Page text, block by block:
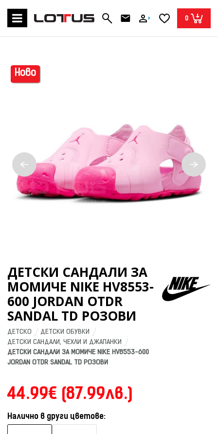
0
Ново
ДЕТСКИ САНДАЛИ ЗА
МОМИЧЕ NIKE HV8553-
600 JORDAN OTDR
SANDAL TD РОЗОВИ
ДЕТСКО
ДЕТСКИ ОБУВКИ
ДЕТСКИ САНДАЛИ, ЧЕХЛИ И ДЖАПАНКИ
ДЕТСКИ САНДАЛИ ЗА МОМИЧЕ NIKE HV8553-600
JORDAN OTDR SANDAL TD РОЗОВИ
44.99€ (87.99лв.)
Налично в други цветове: